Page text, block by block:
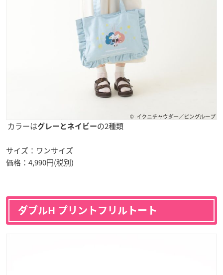
カラーはグレーとネイビーの2種類
サイズ：ワンサイズ
価格：4,990円(税別)
ダブルH プリントフリルトート